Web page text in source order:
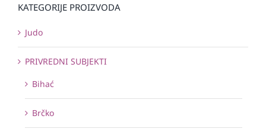
KATEGORIJE PROIZVODA
Judo
PRIVREDNI SUBJEKTI
Bihać
Brčko